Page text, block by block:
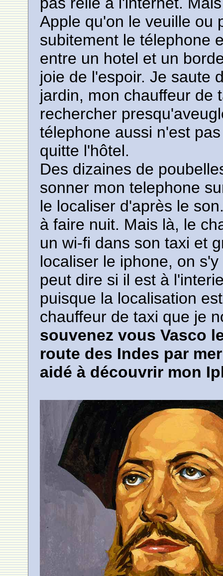
Apple qu'on le veuille ou
subitement le télephone
entre un hotel et un
joie de l'espoir. Je saute
jardin, mon chauffeur de
rechercher
télephone aussi n'est
quitte l'hôtel.
Des dizaines de
sonner mon telephone
le localiser d'après le
à faire nuit. Mais là, le
un wi-fi dans son taxi et
localiser le iphone, on
peut dire si il est à
puisque la localisation
chauffeur de taxi que je
souvenez vous Vasco
route des Indes par
aidé à découvrir mon